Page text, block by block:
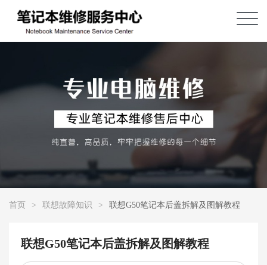
首页 > 联想故障知识 > 联想G50笔记本后盖拆解及图解教程
联想G50笔记本后盖拆解及图解教程